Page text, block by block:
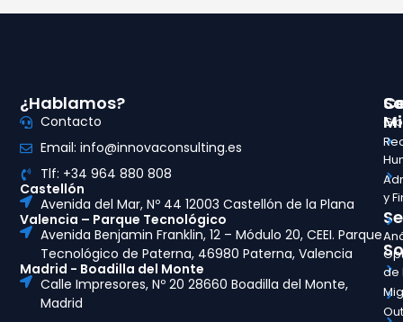
y
de
¿Hablamos?
Contacto
Email: info@innovaconsulting.es
Tlf: +34 964 880 808
Castellón
Avenida del Mar, Nº 44 12003 Castellón de la Plana
Valencia – Parque Tecnológico
Avenida Benjamin Franklin, 12 – Módulo 20, CEEI. Parque
Tecnológico de Paterna, 46980 Paterna, Valencia
Madrid - Boadilla del Monte
Calle Impresores, Nº 20 28660 Boadilla del Monte,
Madrid